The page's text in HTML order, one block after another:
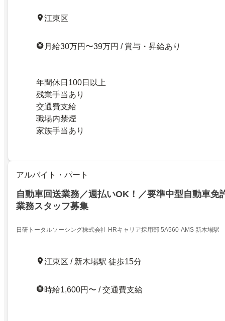
江東区
月給30万円〜39万円 / 賞与・昇給あり
年間休日100日以上
残業手当あり
交通費支給
職場内禁煙
家族手当あり
アルバイト・パート
自動車回送業務／週払いOK！／要準中型自動車免
業務スタッフ募集
日研トータルソーシング株式会社 HRキャリア採用部 5A560-AMS 新木場駅
江東区 / 新木場駅 徒歩15分
時給1,600円〜 / 交通費支給